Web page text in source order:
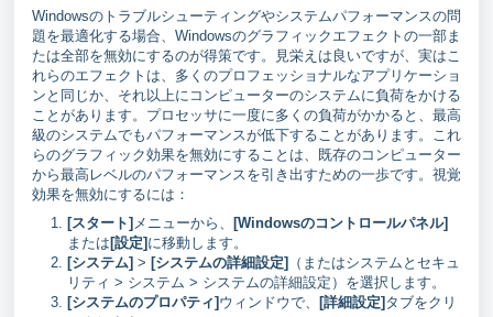
Windowsのトラブルシューティングやシステムパフォーマンスの問
題を最適化する場合、Windowsのグラフィックエフェクトの一部ま
たは全部を無効にするのが得策です。見栄えは良いですが、実はこ
れらのエフェクトは、多くのプロフェッショナルなアプリケーショ
ンと同じか、それ以上にコンピューターのシステムに負荷をかける
ことがあります。プロセッサに一度に多くの負荷がかかると、最高
級のシステムでもパフォーマンスが低下することがあります。これ
らのグラフィック効果を無効にすることは、既存のコンピューター
から最高レベルのパフォーマンスを引き出すための一歩です。視覚
効果を無効にするには：
[スタート] メニューから、
[Windowsのコントロールパネル]
または [設定] に移動します。
[システム] > [システムの詳細設定]
（またはシステムとセキュ
リティ > システム > システムの詳細設定）を選択します。
[システムのプロパティ] ウィンドウで、 [詳細設定] タブをクリ